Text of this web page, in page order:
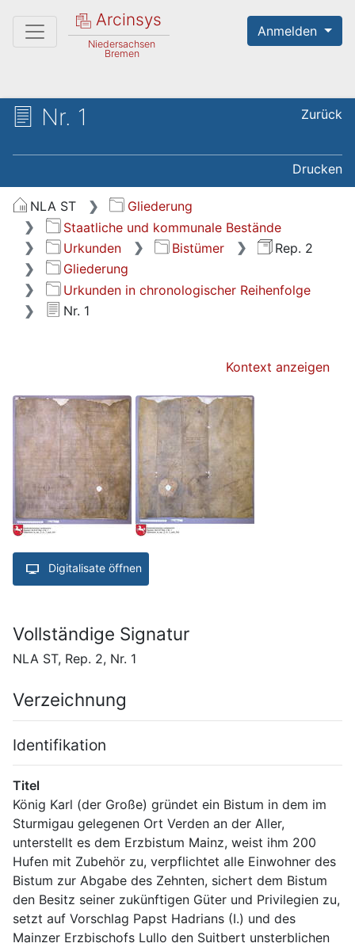
Arcinsys
Niedersachsen
Bremen
Anmelden
Nr. 1 Zurück
Drucken
NLA ST
Gliederung
Staatliche und kommunale Bestände
Urkunden
Bistümer
Rep. 2
Gliederung
Urkunden in chronologischer Reihenfolge
Nr. 1
Kontext anzeigen
Digitalisate öffnen
Vollständige Signatur
NLA ST, Rep. 2, Nr. 1
Verzeichnung
Identifikation
Titel
König Karl (der Große) gründet ein Bistum in dem im
Sturmigau gelegenen Ort Verden an der Aller,
unterstellt es dem Erzbistum Mainz, weist ihm 200
Hufen mit Zubehör zu, verpflichtet alle Einwohner des
Bistum zur Abgabe des Zehnten, sichert dem Bistum
den Besitz seiner zukünftigen Güter und Privilegien zu,
setzt auf Vorschlag Papst Hadrians (I.) und des
Mainzer Erzbischofs Lullo den Suitbert unsterblichen